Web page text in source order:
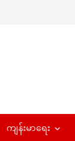
ကျန်းမာရေး